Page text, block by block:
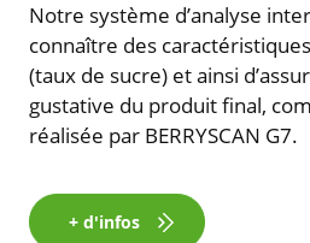
Notre système d’analyse
connaître des
(taux de sucre) et ainsi
gustative du produit final,
réalisée par BERRYSCAN G7.
+ d'infos